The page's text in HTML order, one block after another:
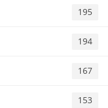
195
194
167
153